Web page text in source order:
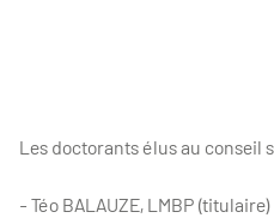
Les doctorants élus au conseil
- Téo BALAUZE, LMBP (titulaire)